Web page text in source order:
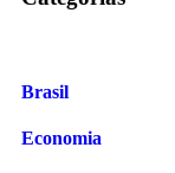
Brasil
Economia